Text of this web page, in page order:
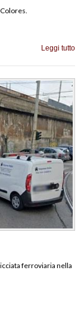
Leggi tutto
ferroviaria nella